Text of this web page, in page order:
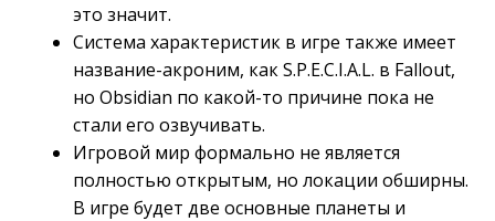
это значит.
Система характеристик в игре также имеет
название-акроним, как S.P.E.C.I.A.L. в Fallout,
но Obsidian по какой-то причине пока не
стали его озвучивать.
Игровой мир формально не является
полностью открытым, но локации обширны.
В игре будет две основные планеты и